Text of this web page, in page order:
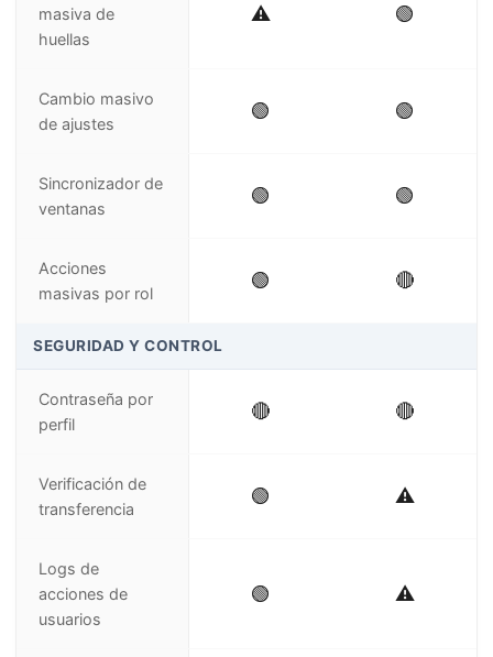
masiva de
huellas
⚠️ 🟢
Cambio masivo
de ajustes
🟢 🟢
Sincronizador de
ventanas
🟢 🟢
Acciones
masivas por rol
🟢 🔴
SEGURIDAD Y CONTROL
Contraseña por
perfil
🔴 🔴
Verificación de
transferencia
🟢 ⚠️
Logs de
acciones de
usuarios
🟢 ⚠️